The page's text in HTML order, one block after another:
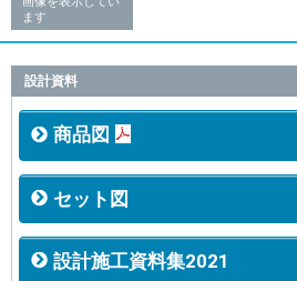
ます
設計資料
商品図
セット図
設計施工資料集2021